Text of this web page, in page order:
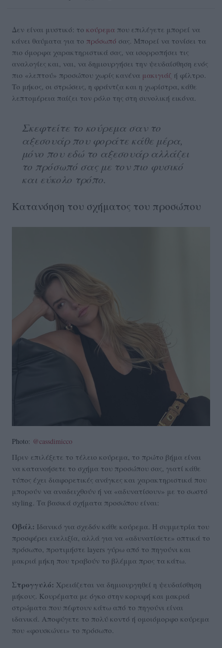
Δεν είναι μυστικό: το κούρεμα που επιλέγετε μπορεί να
κάνει θαύματα για το πρόσωπό σας. Μπορεί να τονίσει τα
πιο όμορφα χαρακτηριστικά σας, να ισορροπήσει τις
αναλογίες και, ναι, να δημιουργήσει την ψευδαίσθηση ενός
πιο «λεπτού» προσώπου χωρίς κανένα μακιγιάζ ή φίλτρο.
Το μήκος, οι στρώσεις, η φράντζα και η χωρίστρα, κάθε
λεπτομέρεια παίζει τον ρόλο της στη συνολική εικόνα.
Σκεφτείτε το κούρεμα σαν το
αξεσουάρ που φοράτε κάθε μέρα,
μόνο που εδώ το αξεσουάρ αλλάζει
το πρόσωπό σας με τον πιο φυσικό
και εύκολο τρόπο.
Κατανόηση του σχήματος του προσώπου
Photo: @cassdimicco
Πριν επιλέξετε το τέλειο κούρεμα, το πρώτο βήμα είναι
να κατανοήσετε το σχήμα του προσώπου σας, γιατί κάθε
τύπος έχει διαφορετικές ανάγκες και χαρακτηριστικά που
μπορούν να αναδειχθούν ή να «αδυνατίσουν» με το σωστό
styling. Τα βασικά σχήματα προσώπου είναι:
Οβάλ: Ιδανικό για σχεδόν κάθε κούρεμα. Η συμμετρία του
προσφέρει ευελιξία, αλλά για να «αδυνατίσετε» οπτικά το
πρόσωπο, προτιμήστε layers γύρω από το πηγούνι και
μακριά μήκη που τραβούν το βλέμμα προς τα κάτω.
Στρογγυλό: Χρειάζεται να δημιουργηθεί η ψευδαίσθηση
μήκους. Κουρέματα με όγκο στην κορυφή και μακριά
στρώματα που πέφτουν κάτω από το πηγούνι είναι
ιδανικά. Αποφύγετε το πολύ κοντό ή ομοιόμορφο κούρεμα
που «φουσκώνει» το πρόσωπο.